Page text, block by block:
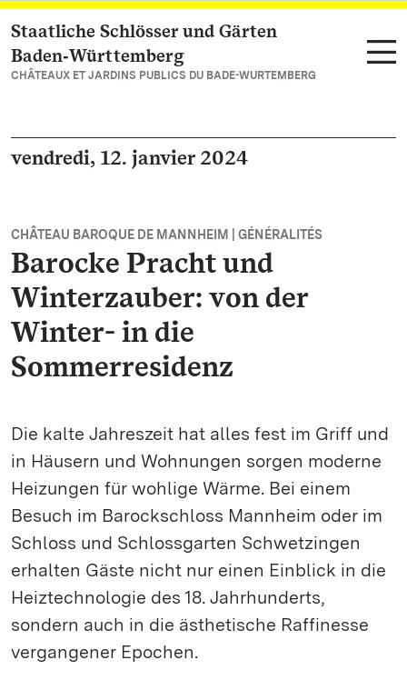
Vers la page d’accueil
Staatliche Schlösser und Gärten
Baden‑Württemberg
CHÂTEAUX ET JARDINS PUBLICS DU BADE-WURTEMBERG
vendredi, 12. janvier 2024
CHÂTEAU BAROQUE DE MANNHEIM | GÉNÉRALITÉS
Barocke Pracht und
Winterzauber: von der
Winter- in die
Sommerresidenz
Die kalte Jahreszeit hat alles fest im Griff und
in Häusern und Wohnungen sorgen moderne
Heizungen für wohlige Wärme. Bei einem
Besuch im Barockschloss Mannheim oder im
Schloss und Schlossgarten Schwetzingen
erhalten Gäste nicht nur einen Einblick in die
Heiztechnologie des 18. Jahrhunderts,
sondern auch in die ästhetische Raffinesse
vergangener Epochen.